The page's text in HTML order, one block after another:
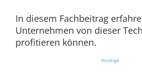
In diesem Fachbeitrag
Unternehmen von dieser
profitieren können.
Anzeige